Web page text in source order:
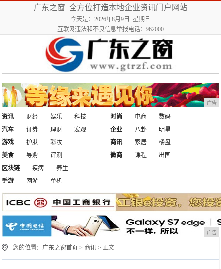
广东之窗_全方位打造本地企业资讯门户网站
今天是：2026年8月9日 星期日
互联网违法和不良信息举报电话：962000
广告
资讯 财经 娱乐
科技
汽车
证券 理财 宏观
时尚 电商
数码
企业
八卦
明星
游戏
护肤
彩妆
美食
导购 评测
商讯 家居
楼盘
微商
课程
出国
区块链
疾病
养生
手游
网游 单机
广告
您的位置： 广东之窗首页 > 商讯 > 正文